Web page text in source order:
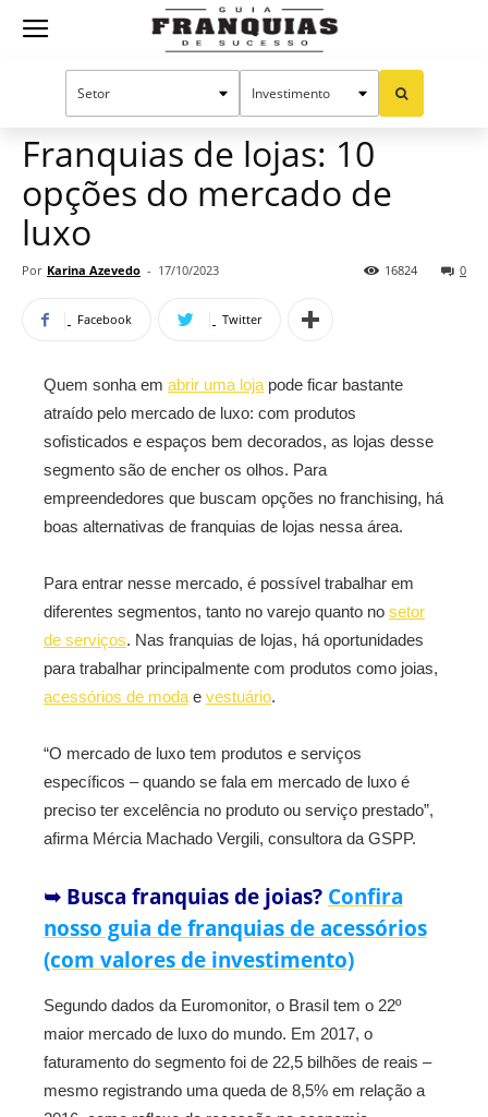
Guia
Oportunidades e tendências
Franquias de lojas: 10
opções do mercado de
luxo
Por Karina Azevedo - 17/10/2023 0
16824
Facebook Twitter
Quem sonha em abrir uma loja pode ficar bastante
atraído pelo mercado de luxo: com produtos
sofisticados e espaços bem decorados, as lojas desse
segmento são de encher os olhos. Para
empreendedores que buscam opções no franchising, há
boas alternativas de franquias de lojas nessa área.
Para entrar nesse mercado, é possível trabalhar em
diferentes segmentos, tanto no varejo quanto no setor
de serviços. Nas franquias de lojas, há oportunidades
para trabalhar principalmente com produtos como joias,
acessórios de moda e vestuário.
“O mercado de luxo tem produtos e serviços
específicos – quando se fala em mercado de luxo é
preciso ter excelência no produto ou serviço prestado”,
afirma Mércia Machado Vergili, consultora da GSPP.
➥ Busca franquias de joias? Confira
nosso guia de franquias de acessórios
(com valores de investimento)
Segundo dados da Euromonitor, o Brasil tem o 22º
maior mercado de luxo do mundo. Em 2017, o
faturamento do segmento foi de 22,5 bilhões de reais –
mesmo registrando uma queda de 8,5% em relação a